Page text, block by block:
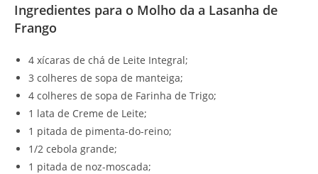
Ingredientes para o Molho da a Lasanha de
Frango
4 xícaras de chá de Leite Integral;
3 colheres de sopa de manteiga;
4 colheres de sopa de Farinha de Trigo;
1 lata de Creme de Leite;
1 pitada de pimenta-do-reino;
1/2 cebola grande;
1 pitada de noz-moscada;